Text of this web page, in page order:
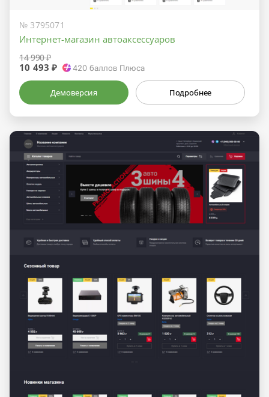
№ 3795071
Интернет-магазин автоаксессуаров
14 990 ₽
10 493 ₽ 420баллов Плюса
Демоверсия Подробнее